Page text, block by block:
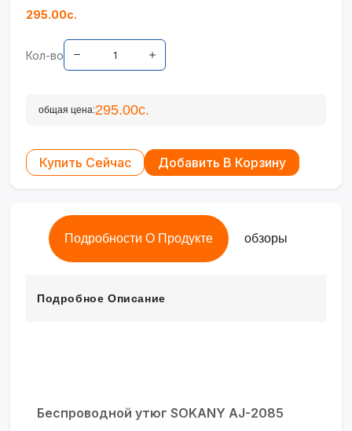
295.00с.
Кол-во
общая цена:295.00с.
Купить Сейчас Добавить В Корзину
Подробности О Продукте обзоры
Подробное Описание
Беспроводной утюг SOKANY AJ-2085